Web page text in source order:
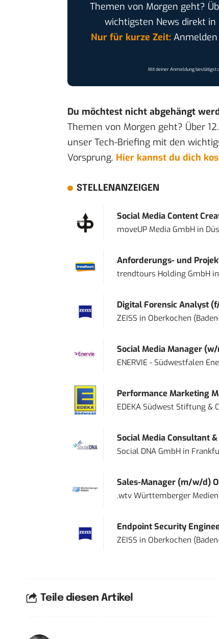
Themen von Morgen geht?
wichtigsten News direkt
Nur für kurze Zeit:Anmelden
Mit deiner Anmeldung bestätigst
Du möchtest nicht abgehängt
Themen von Morgen geht? Über
unser Tech-Briefing mit den
Vorsprung. Hier kannst du dich
STELLENANZEIGEN
Social Media Content
moveUP Media GmbHin
Anforderungs- und
trendtours Holding GmbHin
Digital Forensic Analyst
ZEISS in Oberkochen
Social Media Manager
ENERVIE - Südwestfalen
Performance Marketing
EDEKA Südwest Stiftung &
Social Media Consultant
Social DNA GmbHin
Sales-Manager (m/w/d)
.wtv Württemberger Medien
Endpoint Security
ZEISS in Oberkochen
Teile diesen Artikel